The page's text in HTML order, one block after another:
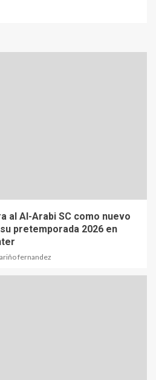
al Al-Arabi SC como nuevo
pretemporada 2026 en
fernandez